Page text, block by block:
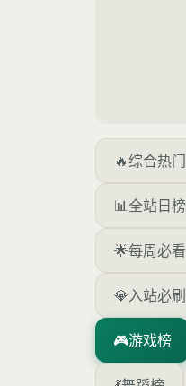
🔥综合热门
📊全站日榜
🌟每周必看
💎入站必刷
🎮游戏榜